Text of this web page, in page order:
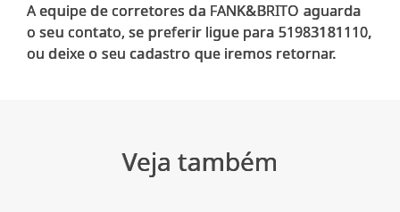
A equipe de corretores da FANK&BRITO aguarda
o seu contato, se preferir ligue para 51983181110,
Veja também